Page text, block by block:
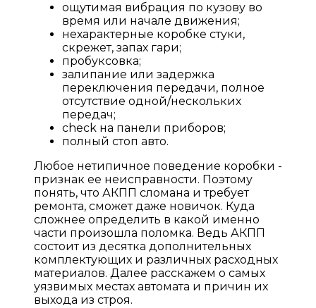
ощутимая вибрация по кузову во
время или начале движения;
нехарактерные коробке стуки,
скрежет, запах гари;
пробуксовка;
залипание или задержка
переключения передачи, полное
отсутствие одной/нескольких
передач;
check на панели приборов;
полный стоп авто.
Любое нетипичное поведение коробки -
признак ее неисправности. Поэтому
понять, что АКПП сломана и требует
ремонта, сможет даже новичок. Куда
сложнее определить в какой именно
части произошла поломка. Ведь АКПП
состоит из десятка дополнительных
комплектующих и различных расходных
материалов. Далее расскажем о самых
уязвимых местах автомата и причин их
выхода из строя.